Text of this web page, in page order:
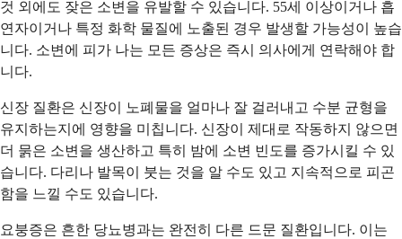
것 외에도 잦은 소변을 유발할 수 있습니다. 55세 이상이거나 흡
연자이거나 특정 화학 물질에 노출된 경우 발생할 가능성이 높습
니다. 소변에 피가 나는 모든 증상은 즉시 의사에게 연락해야 합
니다.
신장 질환은 신장이 노폐물을 얼마나 잘 걸러내고 수분 균형을
유지하는지에 영향을 미칩니다. 신장이 제대로 작동하지 않으면
더 묽은 소변을 생산하고 특히 밤에 소변 빈도를 증가시킬 수 있
습니다. 다리나 발목이 붓는 것을 알 수도 있고 지속적으로 피곤
함을 느낄 수도 있습니다.
요붕증은 흔한 당뇨병과는 완전히 다른 드문 질환입니다. 이는